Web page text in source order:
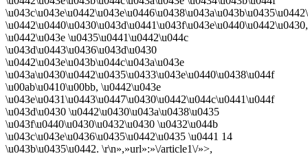
\u0442\u0440\u0430\u043d\u0441\u043f\u043e\u0440\u0442\u0430,
\u0442\u043e \u0435\u0441\u0442\u044c
\u043d\u0443\u0436\u043d\u0430
\u0442\u043e\u043b\u044c\u043a\u043e
\u043a\u0430\u0442\u0435\u0433\u043e\u0440\u0438\u044f
\u00ab\u0410\u00bb, \u0442\u043e
\u043e\u0431\u0443\u0447\u0430\u0442\u044c\u0441\u044f
\u043d\u0430 \u0442\u0430\u043a\u0438\u0435
\u043f\u0440\u0430\u0432\u0430 \u0432\u044b
\u043c\u043e\u0436\u0435\u0442\u0435 \u0441 14
\u043b\u0435\u0442. \r\n»,»url»:»\/article1\/»>,